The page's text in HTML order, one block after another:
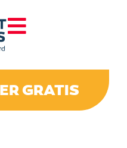
GRATIS